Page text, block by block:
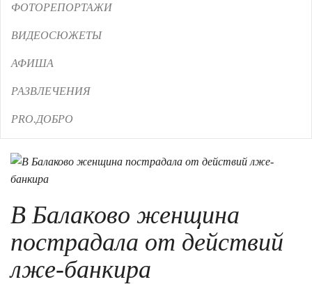
ФОТОРЕПОРТАЖИ
ВИДЕОСЮЖЕТЫ
АФИША
РАЗВЛЕЧЕНИЯ
PRO.ДОБРО
В Балаково женщина
пострадала от действий
лже-банкира